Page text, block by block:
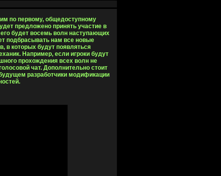
по первому, общедоступному
предложено принять участие в
будет восемь волн наступающих
подбрасывать нам все новые
в которых будут появляться
Например, если игроки будут
прохождения всех волн не
чат. Дополнительно стоит
разработчики модификации